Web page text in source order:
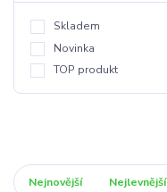
Skladem
Novinka
TOP produkt
Nejnovější Nejlevnější